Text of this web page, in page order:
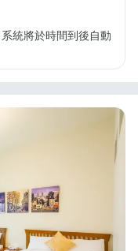
統將於時間到後自動